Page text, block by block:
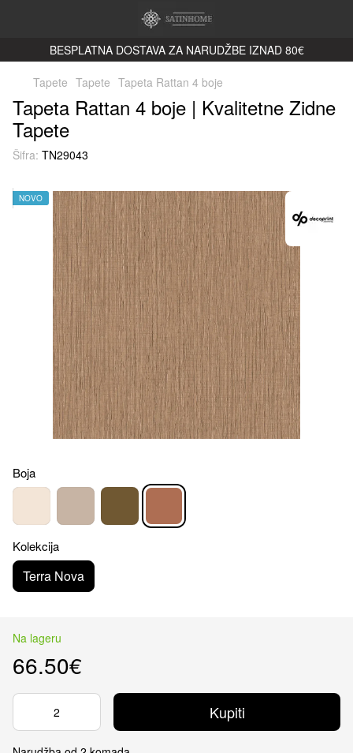
BESPLATNA DOSTAVA ZA NARUDŽBE IZNAD 80€
Tapete Tapete Tapeta Rattan 4 boje
Tapeta Rattan 4 boje | Kvalitetne Zidne
Tapete
Šifra: TN29043
NOVO
Boja
Kolekcija
Terra Nova
Na lageru
66.50€
Kupiti